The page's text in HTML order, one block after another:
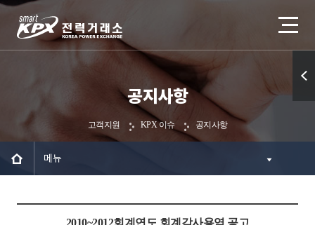
공지사항
고객지원 KPX 이슈 공지사항
메뉴
2010~2012회계연도 회계감사용역 공고